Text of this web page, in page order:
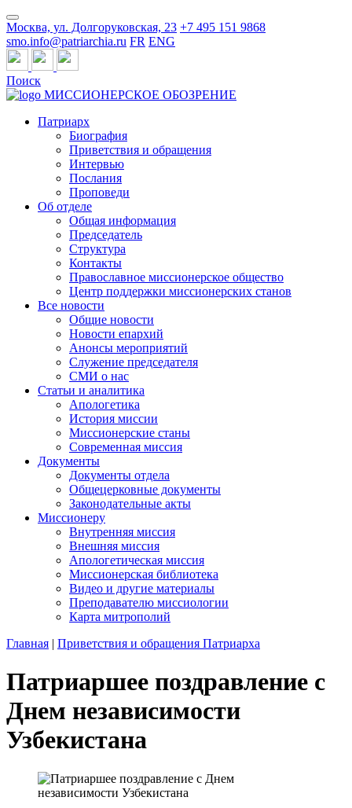
Москва, ул. Долгоруковская, 23 +7 495 151 9868
smo.info@patriarchia.ru FR ENG
Поиск
МИССИОНЕРСКОЕ ОБОЗРЕНИЕ
Патриарх
Биография
Приветствия и обращения
Интервью
Послания
Проповеди
Об отделе
Общая информация
Председатель
Структура
Контакты
Православное миссионерское общество
Центр поддержки миссионерских станов
Все новости
Общие новости
Новости епархий
Анонсы мероприятий
Служение председателя
СМИ о нас
Статьи и аналитика
Апологетика
История миссии
Миссионерские станы
Современная миссия
Документы
Документы отдела
Общецерковные документы
Законодательные акты
Миссионеру
Внутренняя миссия
Внешняя миссия
Апологетическая миссия
Миссионерская библиотека
Видео и другие материалы
Преподавателю миссиологии
Карта митрополий
Главная | Приветствия и обращения Патриарха
Патриаршее поздравление с
Днем независимости
Узбекистана